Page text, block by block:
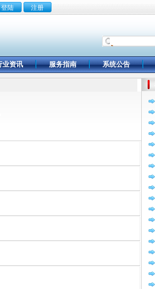
业资讯 服务指南 系统公告